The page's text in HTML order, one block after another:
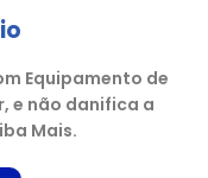
Equipamento de
e não danifica a
Mais.